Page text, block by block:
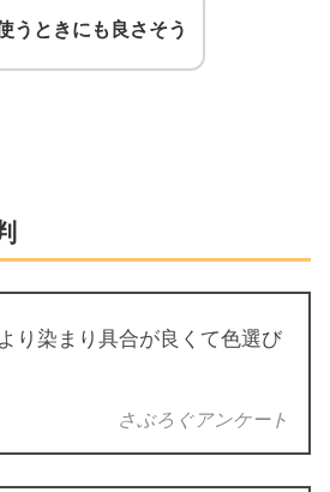
うときにも良さそう
り染まり具合が良くて色選び
さぶろぐアンケート